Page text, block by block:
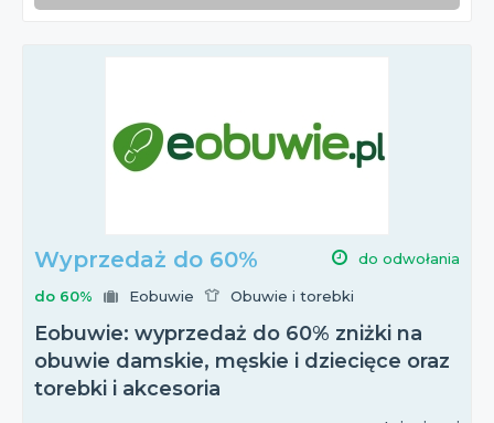
Wyprzedaż do 60% do odwołania
do 60% Eobuwie Obuwie i torebki
Eobuwie: wyprzedaż do 60% zniżki na
obuwie damskie, męskie i dziecięce oraz
torebki i akcesoria